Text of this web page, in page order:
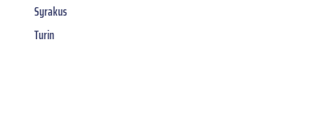
Syrakus
Turin